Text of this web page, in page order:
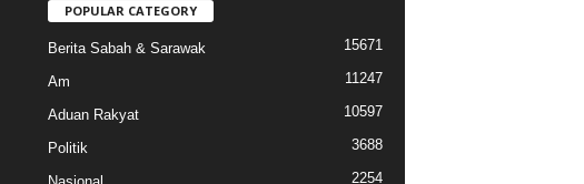
POPULAR CATEGORY
Berita Sabah & Sarawak 15671
Am 11247
Aduan Rakyat 10597
Politik 3688
2254